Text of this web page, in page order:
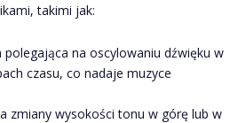
takimi jak:
polegająca na oscylowaniu dźwięku w
czasu, co nadaje muzyce
zmiany wysokości tonu w górę lub w